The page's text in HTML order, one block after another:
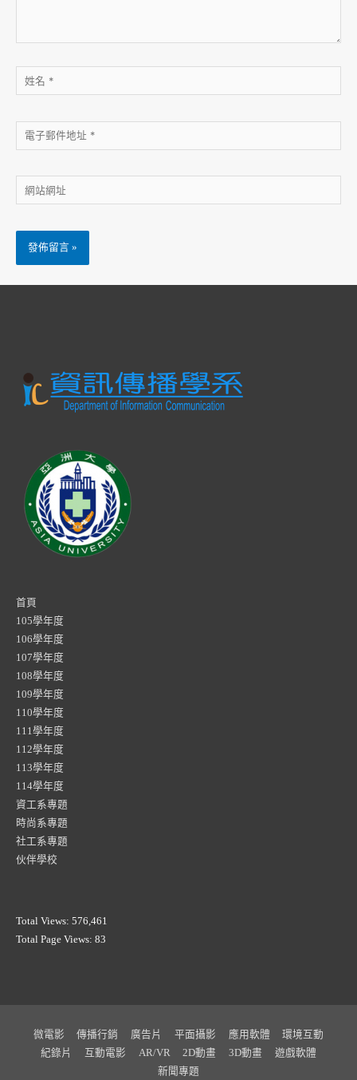
首頁
105學年度
106學年度
107學年度
108學年度
109學年度
110學年度
111學年度
112學年度
113學年度
114學年度
資工系專題
時尚系專題
社工系專題
伙伴學校
Total Views: 576,461
Total Page Views: 83
微電影 傳播行銷 廣告片 平面攝影 應用軟體
環境互動
紀錄片
互動電影 AR/VR 2D動畫 3D動畫
遊戲軟體
新聞專題